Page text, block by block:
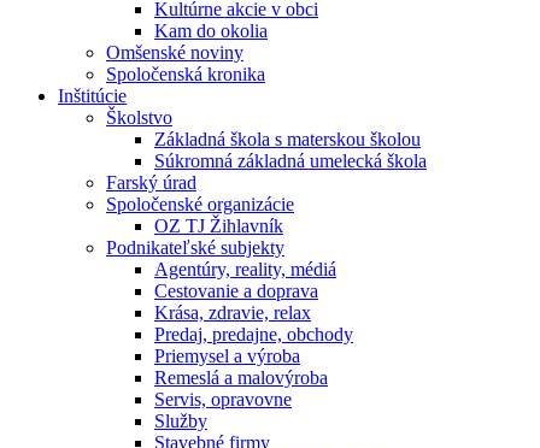
Kultúrne akcie v obci
Kam do okolia
Omšenské noviny
Spoločenská kronika
Inštitúcie
Školstvo
Základná škola s materskou školou
Súkromná základná umelecká škola
Farský úrad
Spoločenské organizácie
OZ TJ Žihlavník
Podnikateľské subjekty
Agentúry, reality, médiá
Cestovanie a doprava
Krása, zdravie, relax
Predaj, predajne, obchody
Priemysel a výroba
Remeslá a malovýroba
Servis, opravovne
Služby
Stavebné firmy